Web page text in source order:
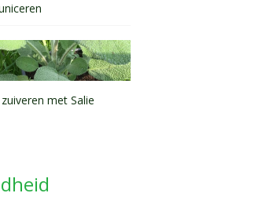
zuiveren met Salie